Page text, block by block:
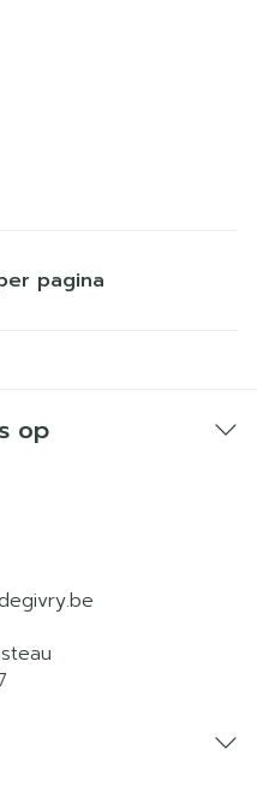
pagina
op